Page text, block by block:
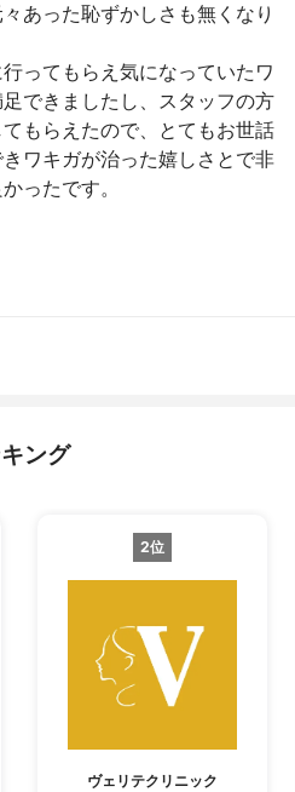
あった恥ずかしさも無くなり
ってもらえ気になっていたワ
できましたし、スタッフの方
もらえたので、とてもお世話
ワキガが治った嬉しさとで非
ったです。
ング
2位
ヴェリテクリニック